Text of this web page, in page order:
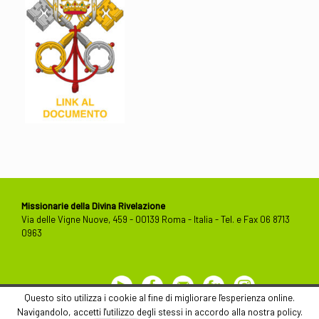
Missionarie della Divina Rivelazione
Via delle Vigne Nuove, 459 - 00139 Roma - Italia - Tel. e Fax 06 8713
0963
YoutubeFacebook
Contact
Us
FlickrInstagram
Questo sito utilizza i cookie al fine di migliorare l'esperienza online.
Navigandolo, accetti l'utilizzo degli stessi in accordo alla nostra policy.